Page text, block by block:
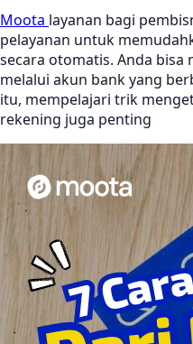
Moota layanan bagi
pelayanan untuk
secara otomatis. Anda bisa
melalui akun bank yang
itu, mempelajari trik
rekening juga penting